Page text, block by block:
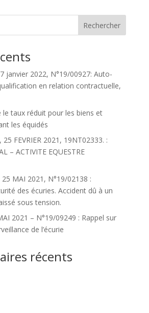
janvier 2022, N°19/00927: Auto-
en relation contractuelle,
le taux réduit pour les biens et
les équidés
25 FEVRIER 2021, 19NT02333. :
– ACTIVITE EQUESTRE
25 MAI 2021, N°19/02138 :
des écuries. Accident dû à un
sous tension.
2021 – N°19/09249 : Rappel sur
de l’écurie
récents